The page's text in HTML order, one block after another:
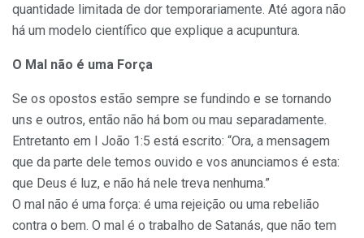
quantidade limitada de dor temporariamente. Até agora não
há um modelo científico que explique a acupuntura.
O Mal não é uma Força
Se os opostos estão sempre se fundindo e se tornando
uns e outros, então não há bom ou mau separadamente.
Entretanto em I João 1:5 está escrito: “Ora, a mensagem
que da parte dele temos ouvido e vos anunciamos é esta:
que Deus é luz, e não há nele treva nenhuma.”
O mal não é uma força: é uma rejeição ou uma rebelião
contra o bem. O mal é o trabalho de Satanás, que não tem